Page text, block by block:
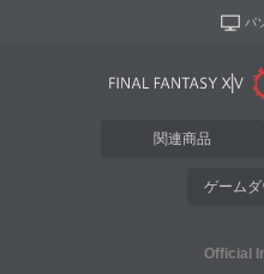
パ
関連商品
ゲーム
Official